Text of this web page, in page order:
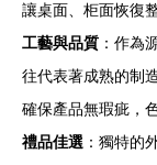
讓桌面、柜面恢復整
工藝與品質 ：作為
往代表著成熟的制
確保產品無瑕疵，
禮品佳選 ：獨特的